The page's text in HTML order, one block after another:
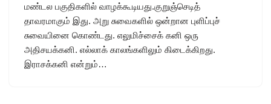
மண்டல பகுதிகளில் வாழக்கூடியது.குறுஞ்செடித்
தாவரமாகும் இது. அறு சுவைகளில் ஒன்றான புளிப்புச்
சுவையினை கொண்டது. எலுமிச்சைக் கனி ஒரு
அதிசயக்கனி. எல்லாக் காலங்களிலும் கிடைக்கிறது.
இராசக்கனி என்றும்…